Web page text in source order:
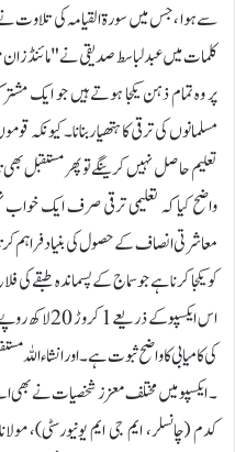
سے ہوا ، جس میں سورۃ القیامہ کی تلاوت
کلمات میں عبدلباسط صدیقی نے "مائنڈز
پر وہ تمام ذہن یکجا ہوتے ہیں جو ایک
مسلمانوں کی ترقی کا ہتھیار بنانا۔ کیونکہ
تعلیم حاصل نہیں کرینگے تو پھر مستقبل
واضح کیا کہ تعلیمی ترقی صرف ایک خواب
معاشرتی انصاف کے حصول کی بنیاد فراہم
کو یکجا کرنا ہے جو سماج کے پسماندہ طبقے
اس ایکسپو کے
کی کامیابی کا واضح ثبوت ہے۔ اور
۔ ایکسپو میں مختلف معزز شخصیات نے بھی
کدم (چانسلر، ایم جی ایم یونیورسٹی)،